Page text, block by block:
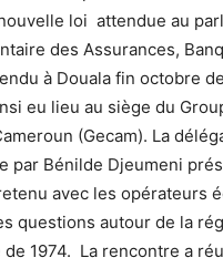
loi attendue au
des Assurances,
à Douala fin octobre
eu lieu au siège du
(Gecam). La
par Bénilde Djeumeni
avec les opérateurs
questions autour de la
1974. La rencontre a